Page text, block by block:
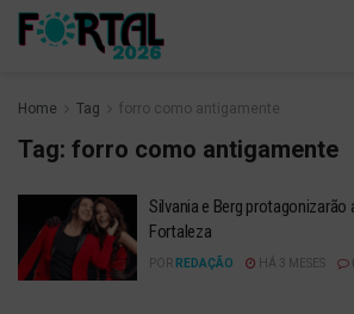
Home Tag forro como antigamente
Tag: forro como antigamente
Silvania e Berg
Fortaleza
POR REDAÇÃO HÁ 3 MESES